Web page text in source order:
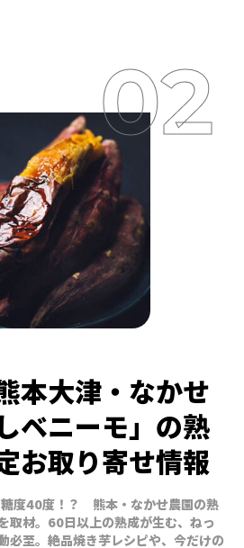
本大津・なかせ
ベニーモ」の熟
お取り寄せ情報
度40度！？ 熊本・なかせ農園の熟
取材。60日以上の熟成が生む、ねっ
必至。絶品焼き芋レシピや、今だけの